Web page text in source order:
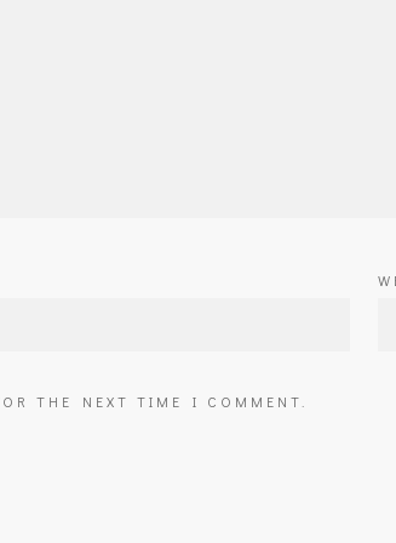
THE NEXT TIME I COMMENT.